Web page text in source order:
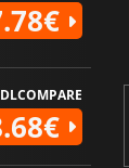
DLCOMPARE